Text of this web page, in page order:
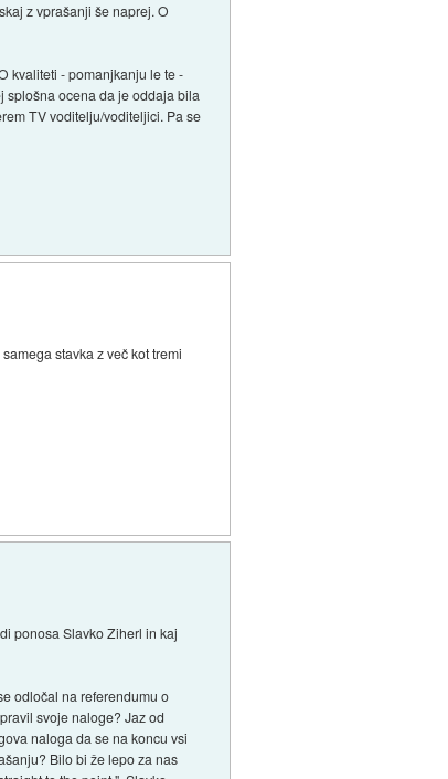
z vprašanji še naprej. O
kvaliteti - pomanjkanju le te -
splošna ocena da je oddaja bila
TV voditelju/voditeljici. Pa se
stavka z več kot tremi
ponosa Slavko Ziherl in kaj
odločal na referendumu o
svoje naloge? Jaz od
naloga da se na koncu vsi
Bilo bi že lepo za nas